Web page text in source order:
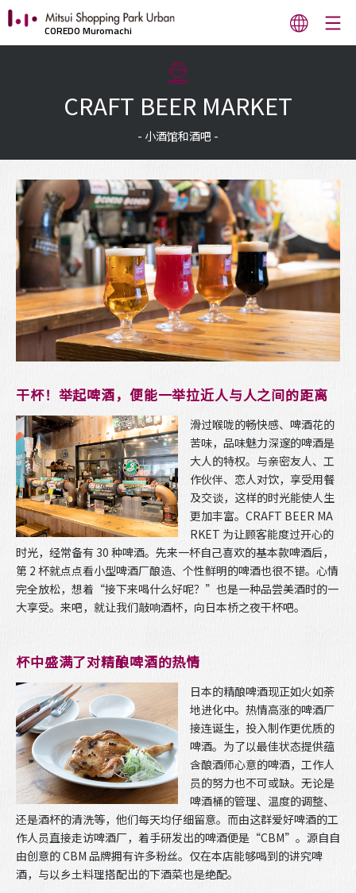
COREDO Muromachi
CRAFT BEER MARKET
- 小酒馆和酒吧 -
干杯！举起啤酒，便能一举拉近人与人之间的距离
滑过喉咙的畅快感、啤酒花的
苦味，品味魅力深邃的啤酒是
大人的特权。与亲密友人、工
作伙伴、恋人对饮，享受用餐
及交谈，这样的时光能使人生
更加丰富。CRAFT BEER MA
RKET 为让顾客能度过开心的
时光，经常备有 30 种啤酒。先来一杯自己喜欢的基本款啤酒后，
第 2 杯就点点看小型啤酒厂酿造、个性鲜明的啤酒也很不错。心情
完全放松，想着“接下来喝什么好呢？”也是一种品尝美酒时的一
大享受。来吧，就让我们敲响酒杯，向日本桥之夜干杯吧。
杯中盛满了对精酿啤酒的热情
日本的精酿啤酒现正如火如荼
地进化中。热情高涨的啤酒厂
接连诞生，投入制作更优质的
啤酒。为了以最佳状态提供蕴
含酿酒师心意的啤酒，工作人
员的努力也不可或缺。无论是
啤酒桶的管理、温度的调整、
还是酒杯的清洗等，他们每天均仔细留意。而由这群爱好啤酒的工
作人员直接走访啤酒厂，着手研发出的啤酒便是“CBM”。源自自
由创意的 CBM 品牌拥有许多粉丝。仅在本店能够喝到的讲究啤
酒，与以乡土料理搭配出的下酒菜也是绝配。